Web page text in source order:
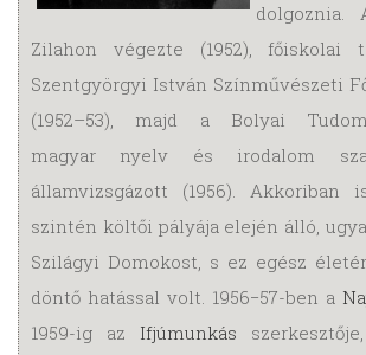
dolgoznia.
Zilahon végezte (1952), főiskolai
Szent­györgyi István Színművészeti
(1952–53), majd a Bolyai
magyar nyelv és irodalom
államvizsgázott (1956). Akkoriban
szintén költői pályája elején álló,
Szilágyi Domokost, s ez egész
döntő hatással volt. 1956−57-ben a
1959-ig az Ifjúmunkás